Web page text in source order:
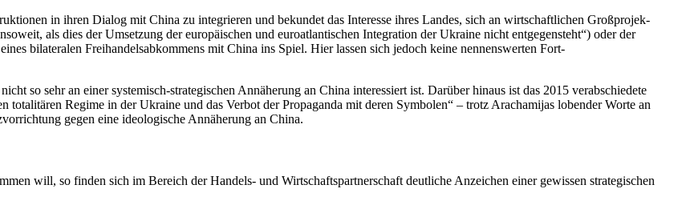
in ihren Dialog mit China zu inte­grie­ren und bekun­det das Inter­esse ihres Landes, sich an wirt­schaft­li­chen Groß­pro­jek­
als dies der Umset­zung der euro­päi­schen und euroat­lan­ti­schen Inte­gra­tion der Ukraine nicht ent­ge­gen­steht“) oder der
bila­te­ra­len Frei­han­dels­ab­kom­mens mit China ins Spiel. Hier lassen sich jedoch keine nen­nens­wer­ten Fort­
so sehr an einer sys­te­misch-stra­te­gi­schen Annä­he­rung an China inter­es­siert ist. Darüber hinaus ist das 2015 ver­ab­schie­dete
tota­li­tä­ren Regime in der Ukraine und das Verbot der Pro­pa­ganda mit deren Sym­bo­len“ – trotz Aracha­mi­jas loben­der Worte an
gegen eine ideo­lo­gi­sche Annä­he­rung an China.
will, so finden sich im Bereich der Handels- und Wirt­schafts­part­ner­schaft deut­li­che Anzei­chen einer gewis­sen stra­te­gi­schen